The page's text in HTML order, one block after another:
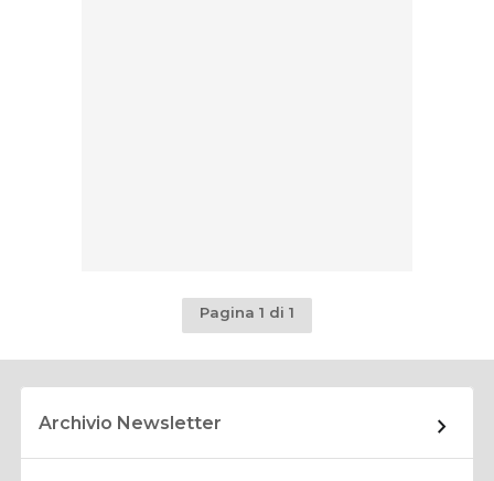
Pagina 1 di 1
Archivio Newsletter